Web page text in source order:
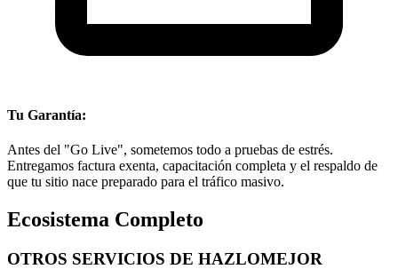
Tu Garantía:
Antes del "Go Live", sometemos todo a pruebas de estrés.
Entregamos factura exenta, capacitación completa y el respaldo de
que tu sitio nace preparado para el tráfico masivo.
Ecosistema Completo
OTROS SERVICIOS DE HAZLOMEJOR